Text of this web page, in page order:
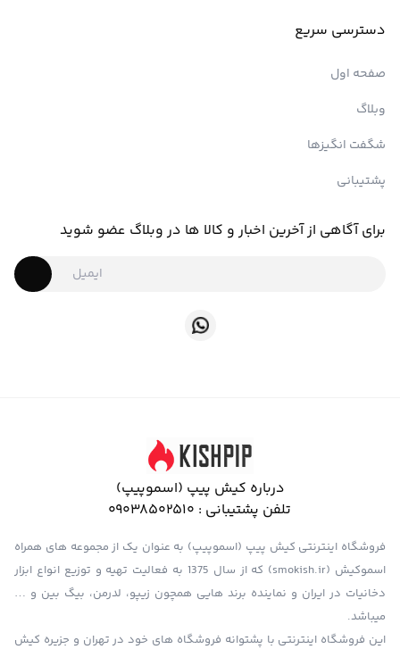
دسترسی سریع
صفحه اول
وبلاگ
شگفت انگیزها
پشتیبانی
برای آگاهی از آخرین اخبار و کالا ها در وبلاگ عضو شوید
درباره کیش پیپ (اسموپیپ)
تلفن پشتیبانی : 09038502510
فروشگاه اینترنتی کیش پیپ (اسموپیپ) به عنوان یک از مجموعه های همراه
اسموکیش (smokish.ir) که از سال 1375 به فعالیت تهیه و توزیع انواع ابزار
دخانیات در ایران و نماینده برند هایی همچون زیپو، لدرمن، بیگ بین و …
میباشد.
این فروشگاه اینترنتی با پشتوانه فروشگاه های خود در تهران و جزیره کیش